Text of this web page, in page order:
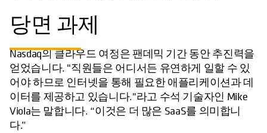
당면 과제
Nasdaq의 클라우드 여정은 팬데믹 기간 동안 추진력을
얻었습니다. "직원들은 어디서든 유연하게 일할 수 있
어야 하므로 인터넷을 통해 필요한 애플리케이션과 데
이터를 제공하고 있습니다."라고 수석 기술자인 Mike
Viola는 말합니다. “이것은 더 많은 SaaS를 의미합니
다.”